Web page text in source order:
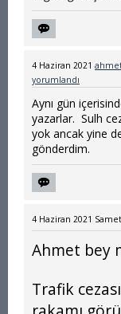
4 Haziran 2021
yorumlandı
Aynı gün
yazarlar. Sulh
yok ancak yine
gönderdim.
4 Haziran 2021 Samet
Ahmet bey
Trafik